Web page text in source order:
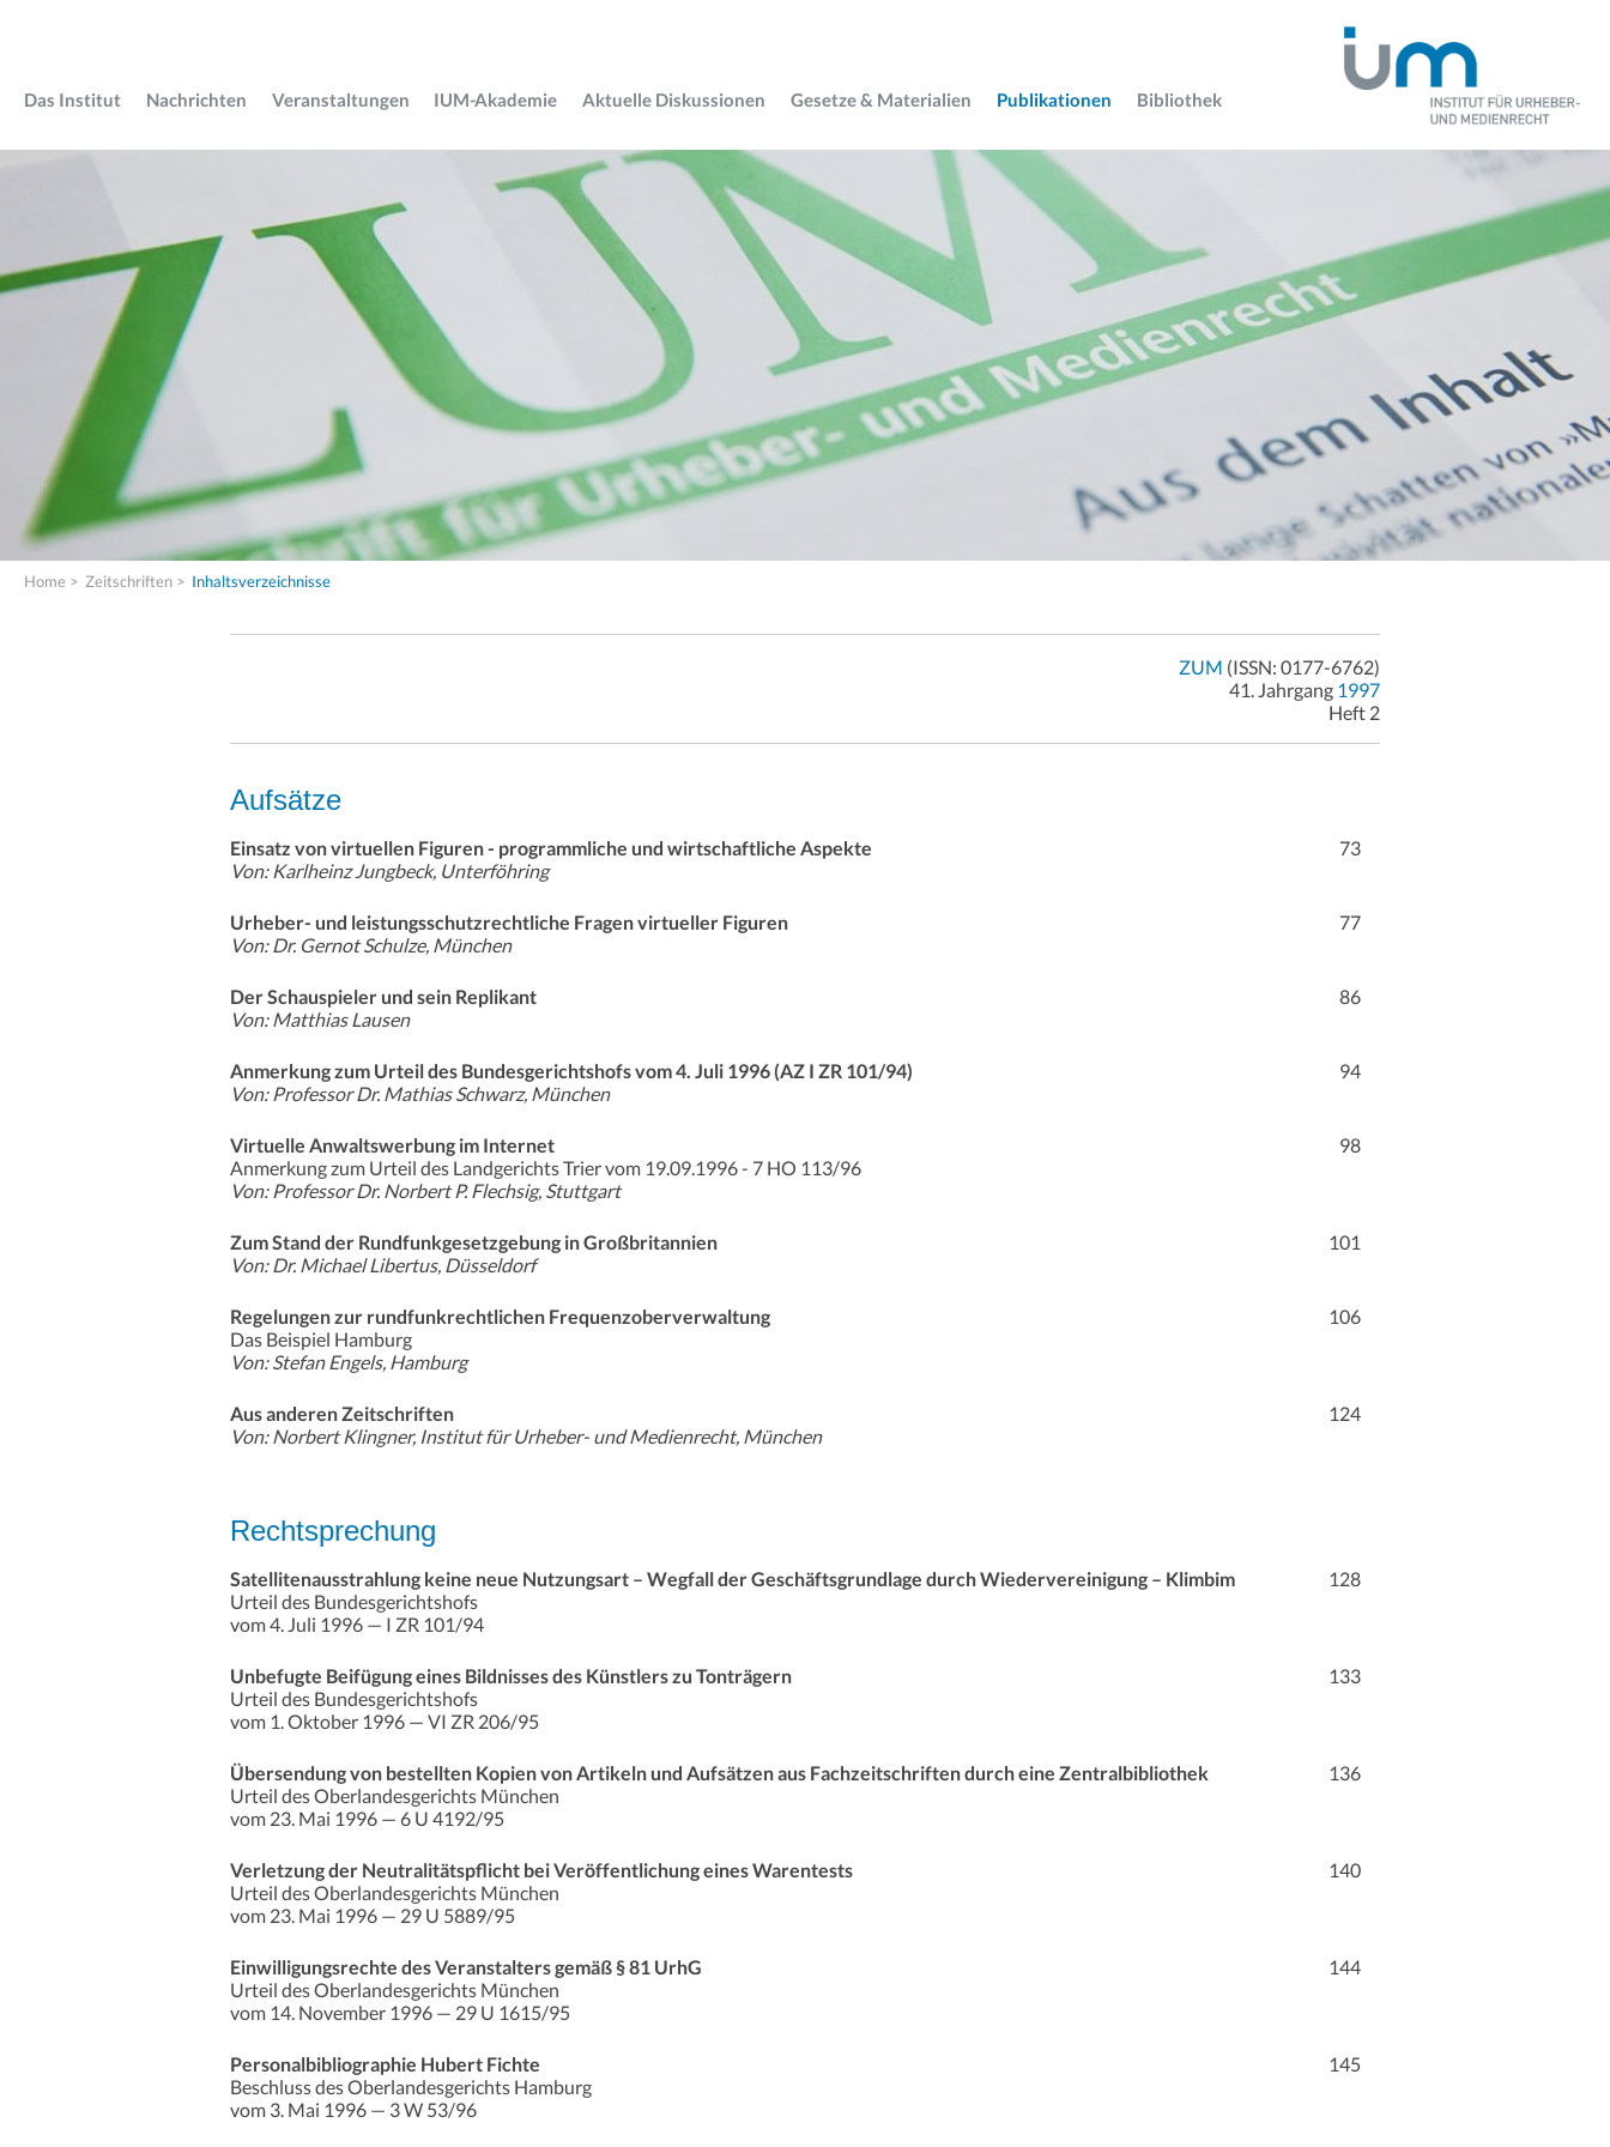
Das Institut Nachrichten Veranstaltungen IUM-Akademie Aktuelle Diskussionen Gesetze & Materialien Publikationen Bibliothek
Home > Zeitschriften > Inhaltsverzeichnisse
ZUM (ISSN: 0177-6762)
41. Jahrgang 1997
Heft 2
Aufsätze
Einsatz von virtuellen Figuren - programmliche und wirtschaftliche Aspekte
Von: Karlheinz Jungbeck, Unterföhring
73
Urheber- und leistungsschutzrechtliche Fragen virtueller Figuren
Von: Dr. Gernot Schulze, München
77
Der Schauspieler und sein Replikant
Von: Matthias Lausen
86
Anmerkung zum Urteil des Bundesgerichtshofs vom 4. Juli 1996 (AZ I ZR 101/94)
Von: Professor Dr. Mathias Schwarz, München
94
Virtuelle Anwaltswerbung im Internet
Anmerkung zum Urteil des Landgerichts Trier vom 19.09.1996 - 7 HO 113/96
Von: Professor Dr. Norbert P. Flechsig, Stuttgart
98
Zum Stand der Rundfunkgesetzgebung in Großbritannien
Von: Dr. Michael Libertus, Düsseldorf
101
Regelungen zur rundfunkrechtlichen Frequenzoberverwaltung
Das Beispiel Hamburg
Von: Stefan Engels, Hamburg
106
Aus anderen Zeitschriften
Von: Norbert Klingner, Institut für Urheber- und Medienrecht, München
124
Rechtsprechung
Satellitenausstrahlung keine neue Nutzungsart – Wegfall der Geschäftsgrundlage durch Wiedervereinigung – Klimbim
Urteil des Bundesgerichtshofs
vom 4. Juli 1996 — I ZR 101/94
128
Unbefugte Beifügung eines Bildnisses des Künstlers zu Tonträgern
Urteil des Bundesgerichtshofs
vom 1. Oktober 1996 — VI ZR 206/95
133
Übersendung von bestellten Kopien von Artikeln und Aufsätzen aus Fachzeitschriften durch eine Zentralbibliothek
Urteil des Oberlandesgerichts München
vom 23. Mai 1996 — 6 U 4192/95
136
Verletzung der Neutralitätspflicht bei Veröffentlichung eines Warentests
Urteil des Oberlandesgerichts München
vom 23. Mai 1996 — 29 U 5889/95
140
Einwilligungsrechte des Veranstalters gemäß § 81 UrhG
Urteil des Oberlandesgerichts München
vom 14. November 1996 — 29 U 1615/95
144
Personalbibliographie Hubert Fichte
Beschluss des Oberlandesgerichts Hamburg
vom 3. Mai 1996 — 3 W 53/96
145